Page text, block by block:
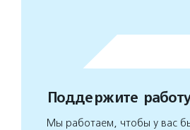
Поддержите
Мы работаем, чтобы у вас